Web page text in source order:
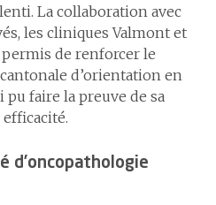
La collaboration avec
les cliniques Valmont et
de renforcer le
d’orientation en
faire la preuve de sa
d’oncopathologie